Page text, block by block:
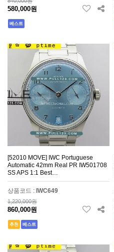
580,000원
베스트
[52010 MOVE] IWC Portuguese
Automatic 42mm Real PR IW501708
SS APS 1:1 Best…
상품코드 : IWC649
1,220,000원
860,000원
추천 베스트